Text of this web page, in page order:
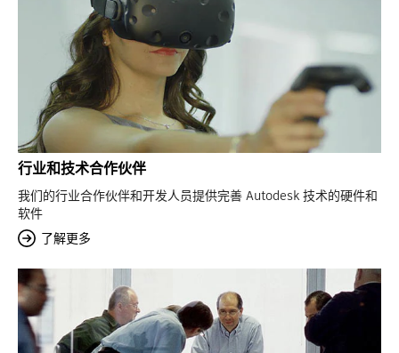
行业和技术合作伙伴
我们的行业合作伙伴和开发人员提供完善 Autodesk 技术的硬件和
软件
了解更多